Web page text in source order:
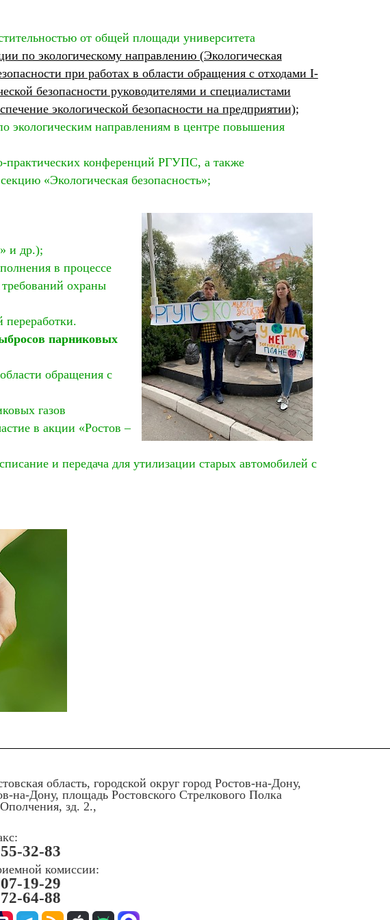
от общей площади университета
по экологическому направлению (Экологическая
при работах в области обращения с отходами I-
безопасности руководителями и специалистами
экологической безопасности на предприятии);
экологическим направлениям в центре повышения
практических конференций РГУПС, а также
«Экологическая безопасность»;
и др.);
в процессе
охраны
переработки.
парниковых
обращения с
газов
в акции «Ростов –
и передача для утилизации старых автомобилей с
область, городской округ город Ростов-на-Дону,
на-Дону, площадь Ростовского Стрелкового Полка
зд. 2.,
32-83
комиссии:
19-29
64-88